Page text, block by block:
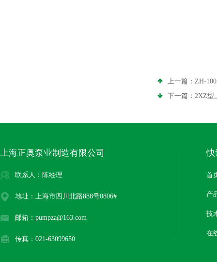
上一篇： ZH-
下一篇： 2XZ型
上海正奥泵业制造有限公司
联系人：陈经理
地址：上海市四川北路888号0806#
邮箱：pumpza@163.com
传真：021-63099650
快
首
产
技
在